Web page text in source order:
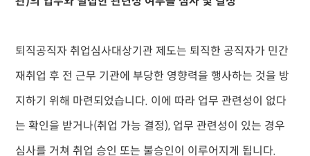
퇴직공직자 취업심사대상기관 제도는 퇴직한 공직자가 민간
재취업 후 전 근무 기관에 부당한 영향력을 행사하는 것을 방
지하기 위해 마련되었습니다. 이에 따라 업무 관련성이 없다
는 확인을 받거나(취업 가능 결정), 업무 관련성이 있는 경우
심사를 거쳐 취업 승인 또는 불승인이 이루어지게 됩니다.